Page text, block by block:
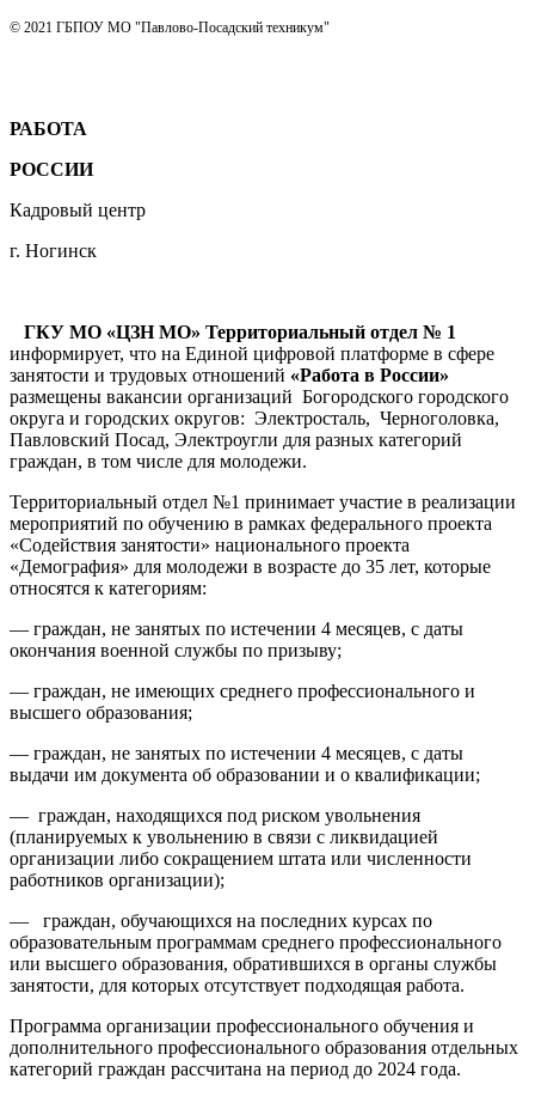
© 2021 ГБПОУ МО "Павлово-Посадский техникум"
РАБОТА
РОССИИ
Кадровый центр
г. Ногинск
ГКУ МО «ЦЗН МО» Территориальный отдел № 1
информирует, что на Единой цифровой платформе в сфере
занятости и трудовых отношений «Работа в России»
размещены вакансии организаций Богородского городского
округа и городских округов: Электросталь, Черноголовка,
Павловский Посад, Электроугли для разных категорий
граждан, в том числе для молодежи.
Территориальный отдел №1 принимает участие в реализации
мероприятий по обучению в рамках федерального проекта
«Содействия занятости» национального проекта
«Демография» для молодежи в возрасте до 35 лет, которые
относятся к категориям:
— граждан, не занятых по истечении 4 месяцев, с даты
окончания военной службы по призыву;
— граждан, не имеющих среднего профессионального и
высшего образования;
— граждан, не занятых по истечении 4 месяцев, с даты
выдачи им документа об образовании и о квалификации;
— граждан, находящихся под риском увольнения
(планируемых к увольнению в связи с ликвидацией
организации либо сокращением штата или численности
работников организации);
— граждан, обучающихся на последних курсах по
образовательным программам среднего профессионального
или высшего образования, обратившихся в органы службы
занятости, для которых отсутствует подходящая работа.
Программа организации профессионального обучения и
дополнительного профессионального образования отдельных
категорий граждан рассчитана на период до 2024 года.